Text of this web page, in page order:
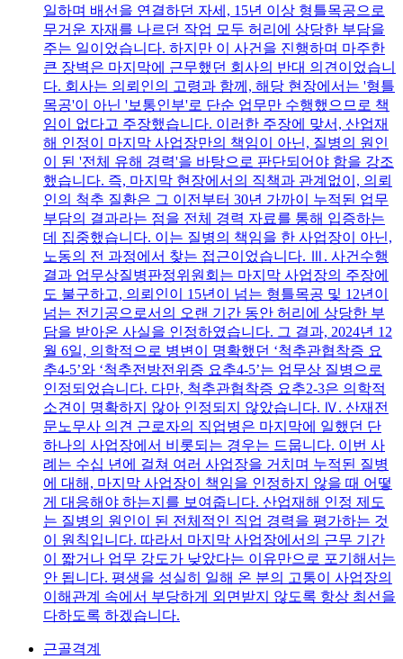
일하며 배선을 연결하던 자세, 15년 이상 형틀목공으로
무거운 자재를 나르던 작업 모두 허리에 상당한 부담을
주는 일이었습니다. 하지만 이 사건을 진행하며 마주한
큰 장벽은 마지막에 근무했던 회사의 반대 의견이었습니
다. 회사는 의뢰인의 고령과 함께, 해당 현장에서는 '형틀
목공'이 아닌 '보통인부'로 단순 업무만 수행했으므로 책
임이 없다고 주장했습니다. 이러한 주장에 맞서, 산업재
해 인정이 마지막 사업장만의 책임이 아닌, 질병의 원인
이 된 '전체 유해 경력'을 바탕으로 판단되어야 함을 강조
했습니다. 즉, 마지막 현장에서의 직책과 관계없이, 의뢰
인의 척추 질환은 그 이전부터 30년 가까이 누적된 업무
부담의 결과라는 점을 전체 경력 자료를 통해 입증하는
데 집중했습니다. 이는 질병의 책임을 한 사업장이 아닌,
노동의 전 과정에서 찾는 접근이었습니다. Ⅲ. 사건수행
결과 업무상질병판정위원회는 마지막 사업장의 주장에
도 불구하고, 의뢰인이 15년이 넘는 형틀목공 및 12년이
넘는 전기공으로서의 오랜 기간 동안 허리에 상당한 부
담을 받아온 사실을 인정하였습니다. 그 결과, 2024년 12
월 6일, 의학적으로 병변이 명확했던 ‘척추관협착증 요
추4-5’와 ‘척추전방전위증 요추4-5’는 업무상 질병으로
인정되었습니다. 다만, 척추관협착증 요추2-3은 의학적
소견이 명확하지 않아 인정되지 않았습니다. Ⅳ. 산재전
문노무사 의견 근로자의 직업병은 마지막에 일했던 단
하나의 사업장에서 비롯되는 경우는 드뭅니다. 이번 사
례는 수십 년에 걸쳐 여러 사업장을 거치며 누적된 질병
에 대해, 마지막 사업장이 책임을 인정하지 않을 때 어떻
게 대응해야 하는지를 보여줍니다. 산업재해 인정 제도
는 질병의 원인이 된 전체적인 직업 경력을 평가하는 것
이 원칙입니다. 따라서 마지막 사업장에서의 근무 기간
이 짧거나 업무 강도가 낮았다는 이유만으로 포기해서는
안 됩니다. 평생을 성실히 일해 온 분의 고통이 사업장의
이해관계 속에서 부당하게 외면받지 않도록 항상 최선을
다하도록 하겠습니다.
근골격계